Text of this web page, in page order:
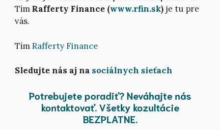
Tím Rafferty Finance (www.rfin.sk) je tu pre
vás.
TímRafferty Finance
Sledujte nás aj na sociálnych sieťach
Potrebujete poradiť? Neváhajte nás
kontaktovať. Všetky kozultácie
BEZPLATNE.